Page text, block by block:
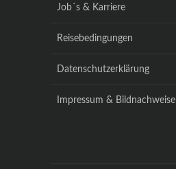
Job´s & Karriere
Reisebedingungen
Datenschutzerklärung
Impressum & Bildnachweise